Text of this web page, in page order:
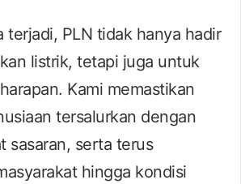
terjadi, PLN tidak hanya hadir
listrik, tetapi juga untuk
Kami memastikan
tersalurkan dengan
sasaran, serta terus
hingga kondisi